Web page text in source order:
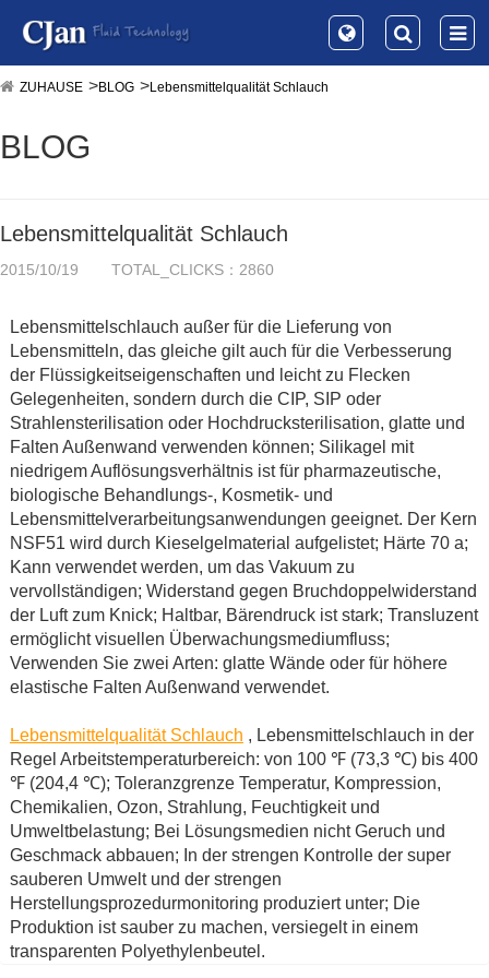
ZUHAUSE BLOG Lebensmittelqualität Schlauch
BLOG
Lebensmittelqualität Schlauch
2015/10/19 TOTAL_CLICKS：2860
Lebensmittelschlauch außer für die Lieferung von
Lebensmitteln, das gleiche gilt auch für die Verbesserung
der Flüssigkeitseigenschaften und leicht zu Flecken
Gelegenheiten, sondern durch die CIP, SIP oder
Strahlensterilisation oder Hochdrucksterilisation, glatte und
Falten Außenwand verwenden können; Silikagel mit
niedrigem Auflösungsverhältnis ist für pharmazeutische,
biologische Behandlungs-, Kosmetik- und
Lebensmittelverarbeitungsanwendungen geeignet. Der Kern
NSF51 wird durch Kieselgelmaterial aufgelistet; Härte 70 a;
Kann verwendet werden, um das Vakuum zu
vervollständigen; Widerstand gegen Bruchdoppelwiderstand
der Luft zum Knick; Haltbar, Bärendruck ist stark; Transluzent
ermöglicht visuellen Überwachungsmediumfluss;
Verwenden Sie zwei Arten: glatte Wände oder für höhere
elastische Falten Außenwand verwendet.
Lebensmittelqualität Schlauch , Lebensmittelschlauch in der
Regel Arbeitstemperaturbereich: von 100 ℉ (73,3 ℃) bis 400
℉ (204,4 ℃); Toleranzgrenze Temperatur, Kompression,
Chemikalien, Ozon, Strahlung, Feuchtigkeit und
Umweltbelastung; Bei Lösungsmedien nicht Geruch und
Geschmack abbauen; In der strengen Kontrolle der super
sauberen Umwelt und der strengen
Herstellungsprozedurmonitoring produziert unter; Die
Produktion ist sauber zu machen, versiegelt in einem
transparenten Polyethylenbeutel.